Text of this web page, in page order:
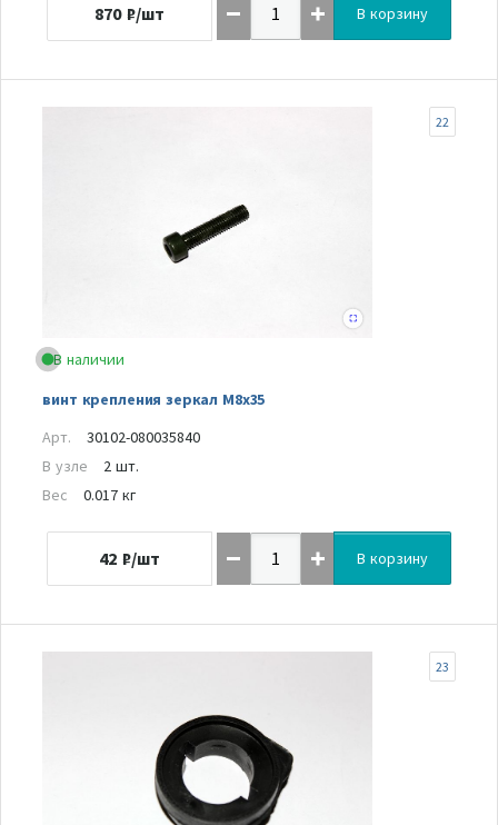
870 ₽/шт В корзину
В наличии
винт крепления зеркал М8х35
22
Арт.
30102-080035840
В узле
2 шт.
Вес
0.017 кг
42 ₽/шт В корзину
23